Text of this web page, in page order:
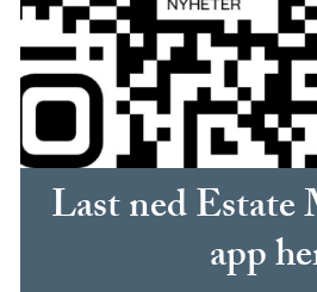
Last ned Estate
app